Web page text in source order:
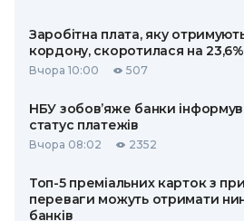
Заробітна плата, яку
кордону, скоротилася на
Вчора 10:00 507
НБУ зобов’яже банки
статус платежів
Вчора 08:02 2352
Топ-5 преміальних карток з
переваги можуть отримати
банків